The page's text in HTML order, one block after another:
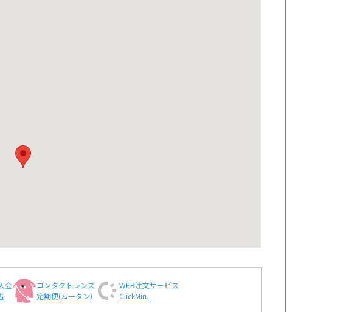
会
コンタクトレンズ
定期便(ムータン)
WEB注文サービス
ClickMiru